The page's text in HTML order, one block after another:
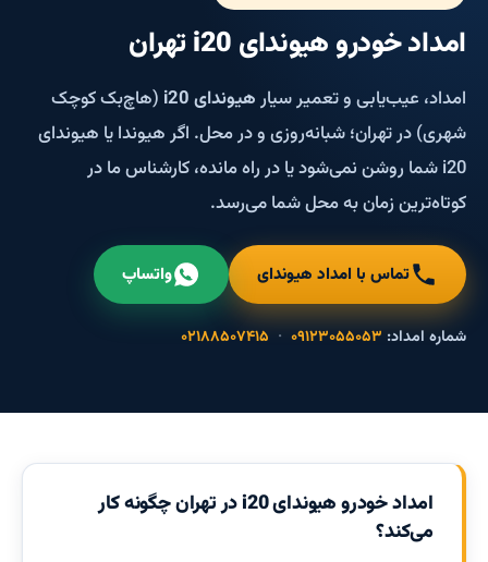
امداد خودرو هیوندای i20 تهران
امداد، عیب‌یابی و تعمیر سیارهیوندای i20
(هاچ‌بک کوچک
شهری) در تهران؛ شبانه‌روزی و در محل. اگر هیوندا یا هیوندای
i20 شما روشن نمی‌شود یا در راه مانده، کارشناس ما در
کوتاه‌ترین زمان به محل شما می‌رسد.
تماس با امداد هیوندای واتساپ
شماره امداد: ۰۹۱۲۳۰۵۵۰۵۳ · ۰۲۱۸۸۵۰۷۴۱۵
امداد خودرو هیوندای i20 در تهران چگونه کار
می‌کند؟